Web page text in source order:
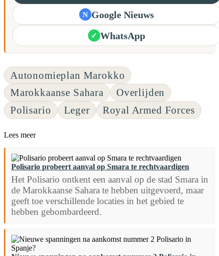
N Google Nieuws
✓ WhatsApp
Autonomieplan Marokko
Marokkaanse Sahara
Overlijden
Polisario
Leger Royal Armed Forces
Lees meer
Polisario probeert aanval op Smara te rechtvaardigen
Het Polisario ontkent een aanval op de stad Smara in
de Marokkaanse Sahara te hebben uitgevoerd, maar
geeft toe verschillende locaties in het gebied te
hebben gebombardeerd.